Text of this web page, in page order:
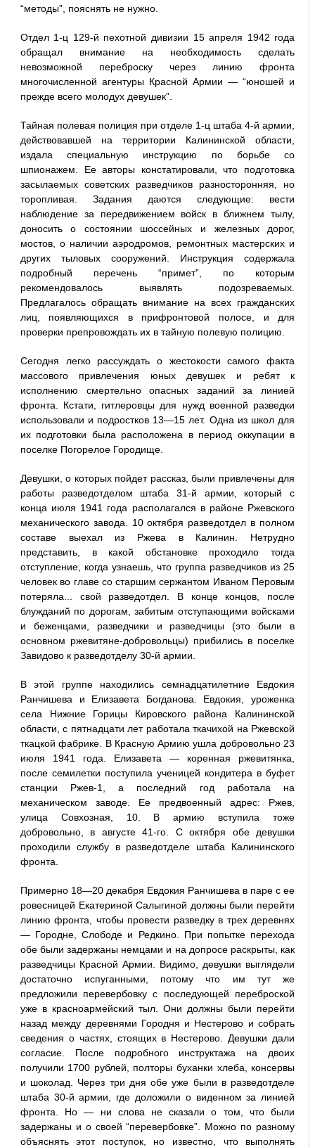
“методы”, пояснять не нужно.
Отдел 1-ц 129-й пехотной дивизии 15 апреля 1942 года
обращал внимание на необходимость сделать
невозможной переброску через линию фронта
многочисленной агентуры Красной Армии — “юношей и
прежде всего молодух девушек”.
Тайная полевая полиция при отделе 1-ц штаба 4-й армии,
действовавшей на территории Калининской области,
издала специальную инструкцию по борьбе со
шпионажем. Ее авторы констатировали, что подготовка
засылаемых советских разведчиков разносторонняя, но
торопливая. Задания даются следующие: вести
наблюдение за передвижением войск в ближнем тылу,
доносить о состоянии шоссейных и железных дорог,
мостов, о наличии аэродромов, ремонтных мастерских и
других тыловых сооружений. Инструкция содержала
подробный перечень “примет”, по которым
рекомендовалось выявлять подозреваемых.
Предлагалось обращать внимание на всех гражданских
лиц, появляющихся в прифронтовой полосе, и для
проверки препровождать их в тайную полевую полицию.
Сегодня легко рассуждать о жестокости самого факта
массового привлечения юных девушек и ребят к
исполнению смертельно опасных заданий за линией
фронта. Кстати, гитлеровцы для нужд военной разведки
использовали и подростков 13—15 лет. Одна из школ для
их подготовки была расположена в период оккупации в
поселке Погорелое Городище.
Девушки, о которых пойдет рассказ, были привлечены для
работы разведотделом штаба 31-й армии, который с
конца июля 1941 года располагался в районе Ржевского
механического завода. 10 октября разведотдел в полном
составе выехал из Ржева в Калинин. Нетрудно
представить, в какой обстановке проходило тогда
отступление, когда узнаешь, что группа разведчиков из 25
человек во главе со старшим сержантом Иваном Перовым
потеряла... свой разведотдел. В конце концов, после
блужданий по дорогам, забитым отступающими войсками
и беженцами, разведчики и разведчицы (это были в
основном ржевитяне-добровольцы) прибились в поселке
Завидово к разведотделу 30-й армии.
В этой группе находились семнадцатилетние Евдокия
Ранчишева и Елизавета Богданова. Евдокия, уроженка
села Нижние Горицы Кировского района Калининской
области, с пятнадцати лет работала ткачихой на Ржевской
ткацкой фабрике. В Красную Армию ушла добровольно 23
июля 1941 года. Елизавета — коренная ржевитянка,
после семилетки поступила ученицей кондитера в буфет
станции Ржев-1, а последний год работала на
механическом заводе. Ее предвоенный адрес: Ржев,
улица Совхозная, 10. В армию вступила тоже
добровольно, в августе 41-го. С октября обе девушки
проходили службу в разведотделе штаба Калининского
фронта.
Примерно 18—20 декабря Евдокия Ранчишева в паре с ее
ровесницей Екатериной Салыгиной должны были перейти
линию фронта, чтобы провести разведку в трех деревнях
— Городне, Слободе и Редкино. При попытке перехода
обе были задержаны немцами и на допросе раскрыты, как
разведчицы Красной Армии. Видимо, девушки выглядели
достаточно испуганными, потому что им тут же
предложили перевербовку с последующей переброской
уже в красноармейский тыл. Они должны были перейти
назад между деревнями Городня и Нестерово и собрать
сведения о частях, стоящих в Нестерово. Девушки дали
согласие. После подробного инструктажа на двоих
получили 1700 рублей, полторы буханки хлеба, консервы
и шоколад. Через три дня обе уже были в разведотделе
штаба 30-й армии, где доложили о виденном за линией
фронта. Но — ни слова не сказали о том, что были
задержаны и о своей “перевербовке”. Можно по разному
объяснять этот поступок, но известно, что выполнять